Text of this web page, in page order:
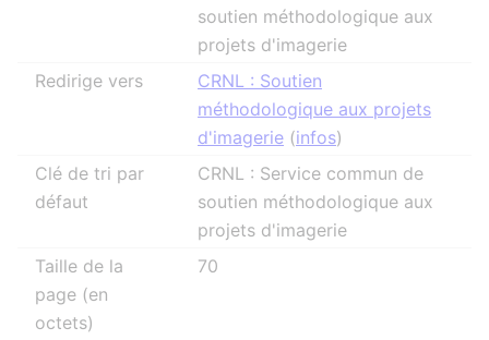
soutien méthodologique aux
projets d'imagerie
Redirige vers
CRNL : Soutien
méthodologique aux projets
d'imagerie (infos)
Clé de tri par
défaut
CRNL : Service commun de
soutien méthodologique aux
projets d'imagerie
Taille de la
page (en
octets)
70